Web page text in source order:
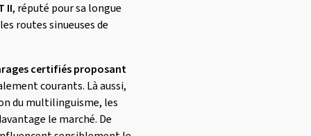
II, réputé pour sa longue
routes sinueuses de
certifiés proposant
courants. Là aussi,
du multilinguisme, les
le marché. De